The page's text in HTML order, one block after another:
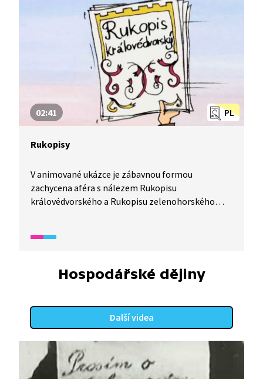
PL
02:41
Rukopisy
V animované ukázce je zábavnou formou
zachycena aféra s nálezem Rukopisu
královédvorského a Rukopisu zelenohorského
Hospodářské dějiny
Další videa